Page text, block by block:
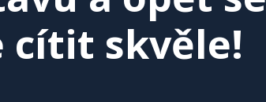
cítit skvěle!